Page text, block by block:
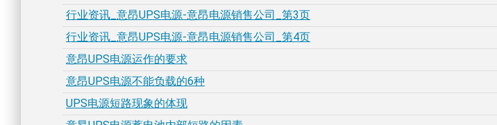
行业资讯_意昂UPS电源-意昂电源销售公司_第3页
行业资讯_意昂UPS电源-意昂电源销售公司_第4页
意昂UPS电源运作的要求
意昂UPS电源不能负载的6种
UPS电源短路现象的体现